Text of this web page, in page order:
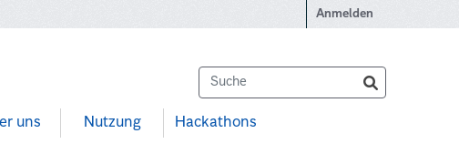
Anmelden
uns Nutzung Hackathons